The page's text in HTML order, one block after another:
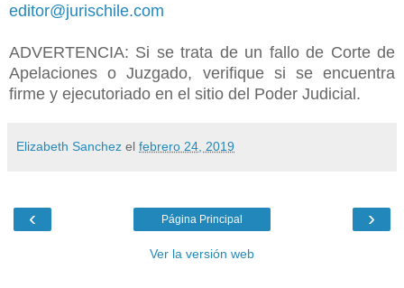
editor@jurischile.com
ADVERTENCIA: Si se trata de un fallo de Corte de
Apelaciones o Juzgado, verifique si se encuentra
firme y ejecutoriado en el sitio del Poder Judicial.
Elizabeth Sanchez el febrero 24, 2019
‹ ›
Página Principal
Ver la versión web